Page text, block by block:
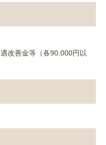
改善金等（各90,000円以